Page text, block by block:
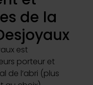
de la
est
porteur et
de l’abri (plus